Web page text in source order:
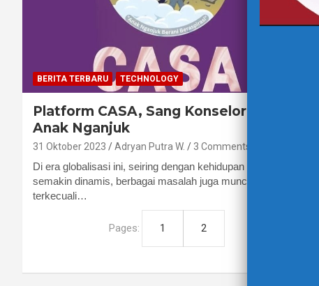
BERITA TERBARU TECHNOLOGY
Platform CASA, Sang Konselor Anak-
Anak Nganjuk
31 Oktober 2023 Adryan Putra W. 3 Comments
Di era globalisasi ini, seiring dengan kehidupan yang
semakin dinamis, berbagai masalah juga muncul. Tak
terkecuali…
Pages: 1 2